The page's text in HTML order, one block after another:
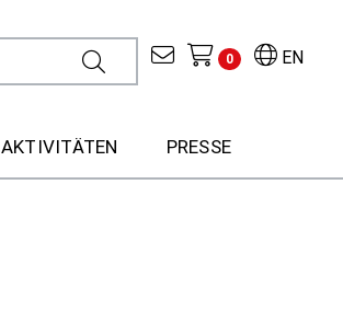
EN
0
AKTIVITÄTEN PRESSE